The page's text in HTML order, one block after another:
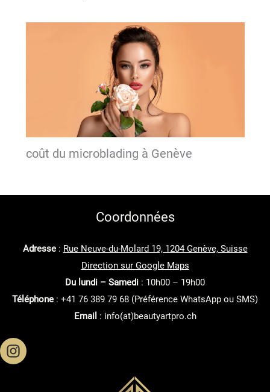
coût du microblading à Genève
Coordonnées
Adresse : Rue Neuve-du-Molard 19, 1204 Genève, Suisse
Direction sur Google Maps
Du lundi – Samedi : 10h00 – 19h00
Téléphone : +41 76 389 79 68 (Préférence WhatsApp ou SMS)
Email : info(at)beautyartpro.ch